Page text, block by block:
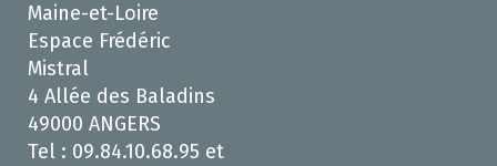
Maine-et-Loire
Espace Frédéric
Mistral
4 Allée des Baladins
49000 ANGERS
Tel : 09.84.10.68.95 et